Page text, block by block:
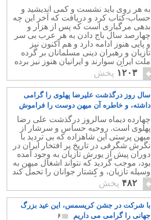
به هر روی باید نشست و کمی اندیشید و
حساب-کتاب کرد و دریافت که آخر این چه
بدهی مرگباری است که پس از هزار و
چهارصد سال باج دادن به هر عرب بی سر
و پایی هنوز ادامه دارد و هم اکنون نیز
تازیان و رهبران دینی مسلمانان بر گرده
ملت ایران سوارند و ایرانیان هنوز نیز برده
حلقه به گوش تازیان می باشند. زهی
خجالت..
۱۲۰۳ پخش
سال روز درگذشت علیرضا پهلوی را گرامی
داشته، و خاطره آن میهن دوست را فراموش
نخواهیم نمود
۱۴
چهارده دیماه سالروز درگذشت علی رضا
پهلوی است. روحیه حساس و سرشار از
میهن پرستی این شاهزاده که بی تردید با
نگرش شگرفی در تاریخ پر افتخار ایران در
دوران پیش از یورش تازیان به وجود آمده
بود، موجب گردید که نتواند اشغال میهن به
وسیله تازیان، و کشتار جوانان را تحمل کند
و در نتیجه به زندگی خود پایان بخشید.
۴۸۲ پخش
با شرکت در جشن کریسمس، این عید بزرگ
جهانی را گرامی می داریم
۶